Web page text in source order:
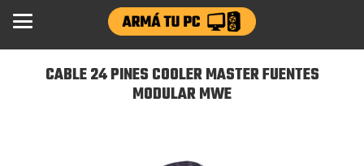
CABLE 24 PINES COOLER MASTER FUENTES
MODULAR MWE
MWE
cantidad